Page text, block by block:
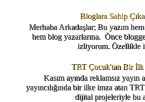
Bloglara Sahip
Merhaba Arkadaşlar; Bu yazım
hem blog yazarlarına. Önce
izliyorum. Özellikle
TRT Çocuk'tan Bir İlk
Kasım ayında reklamsız yayın
yayıncılığında bir ilke imza atan
dijital projeleriyle bu